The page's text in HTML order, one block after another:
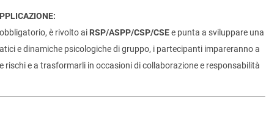
è rivolto ai RSP/ASPP/CSP/CSEe punta a sviluppare una
e dinamiche psicologiche di gruppo, i partecipanti impareranno a
e a trasformarli in occasioni di collaborazione e responsabilità